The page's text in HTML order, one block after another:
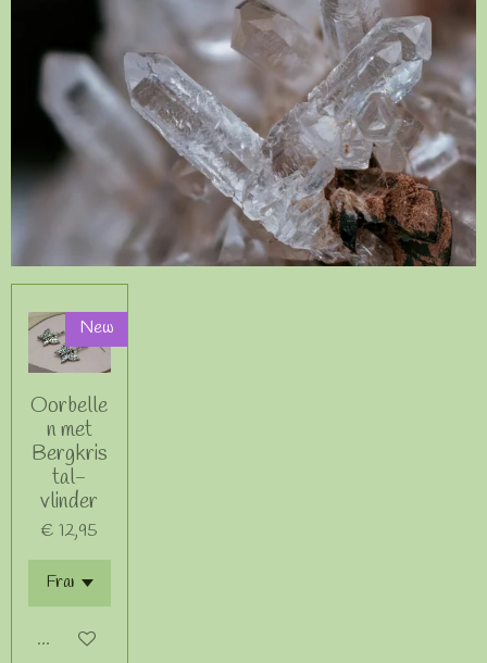
New
Oorbelle
n met
Bergkris
tal-
vlinder
€ 12,95
In winkelwagen